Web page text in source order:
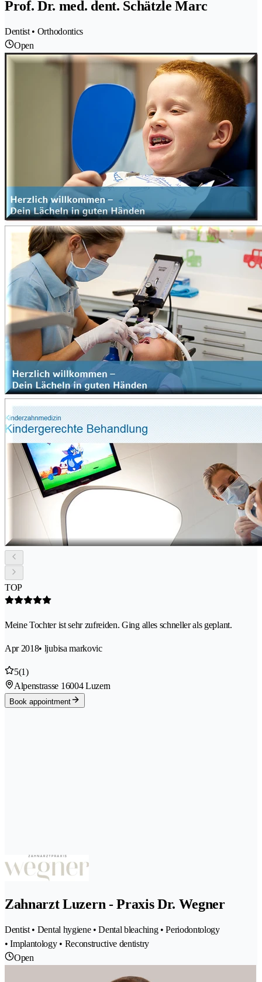
Prof. Dr. med. dent. Schätzle Marc
Dentist • Orthodontics
Open
TOP
Meine Tochter ist sehr zufreiden. Ging alles schneller als geplant.
Apr 2018• ljubisa markovic
5(1)
Alpenstrasse 16004 Luzern
Book appointment
Zahnarzt Luzern - Praxis Dr. Wegner
Dentist • Dental hygiene • Dental bleaching • Periodontology
• Implantology • Reconstructive dentistry
Open